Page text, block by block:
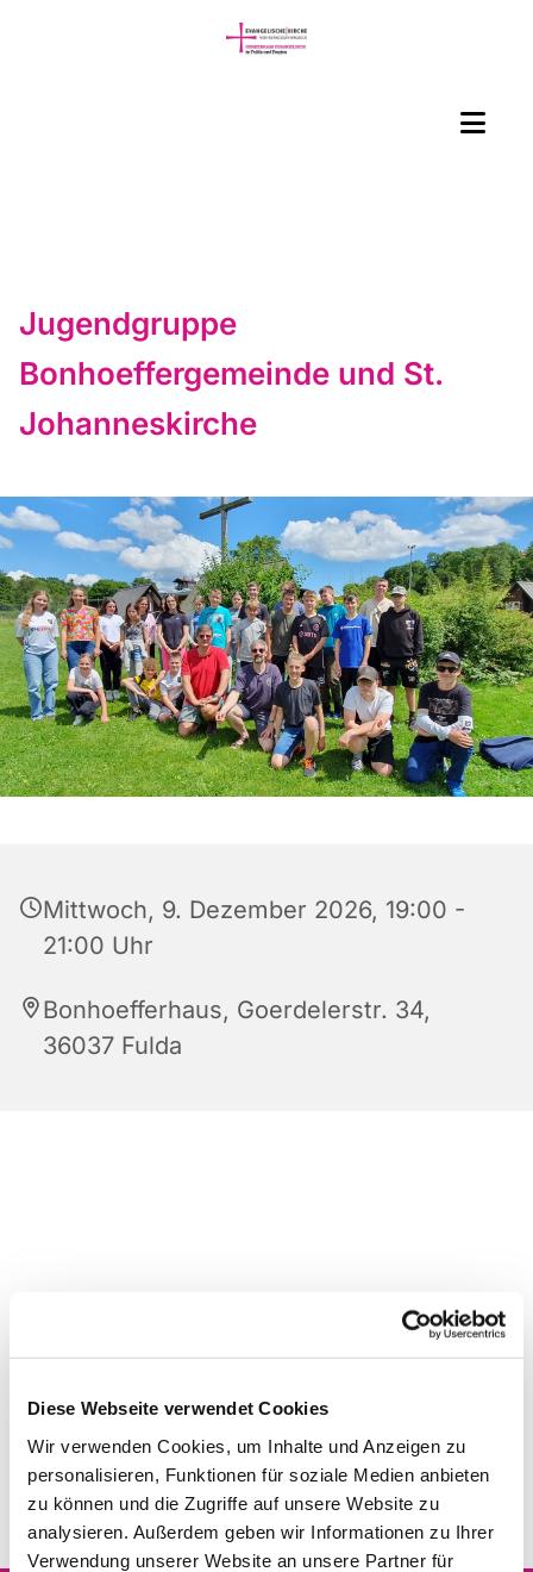
Diese Webseite verwendet Cookies
Wir verwenden Cookies, um Inhalte und Anzeigen zu
personalisieren, Funktionen für soziale Medien anbieten
zu können und die Zugriffe auf unsere Website zu
analysieren. Außerdem geben wir Informationen zu Ihrer
Verwendung unserer Website an unsere Partner für
Jugendgruppe
Bonhoeffergemeinde und St.
Johanneskirche
Mittwoch, 9. Dezember 2026, 19:00 -
21:00 Uhr
Bonhoefferhaus, Goerdelerstr. 34,
36037 Fulda